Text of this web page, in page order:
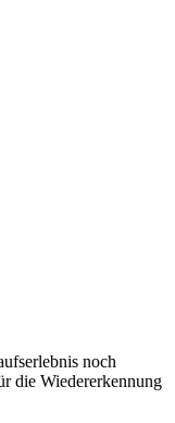
noch
die Wiedererkennung